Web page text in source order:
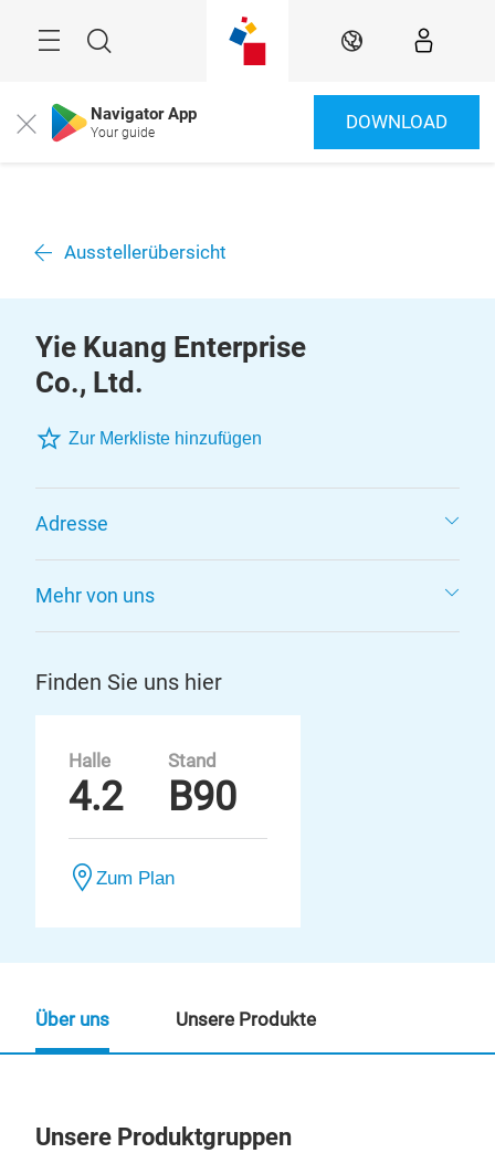
Suche DE
Close Navigator App
Your guide DOWNLOAD
Ausstellerübersicht
Yie Kuang Enterprise
Co., Ltd.
Zur Merkliste hinzufügen
Adresse
Mehr von uns
Finden Sie uns hier
Halle
4.2
Stand
B90
Zum Plan
Unsere Produktgruppen
Über uns Unsere Produkte